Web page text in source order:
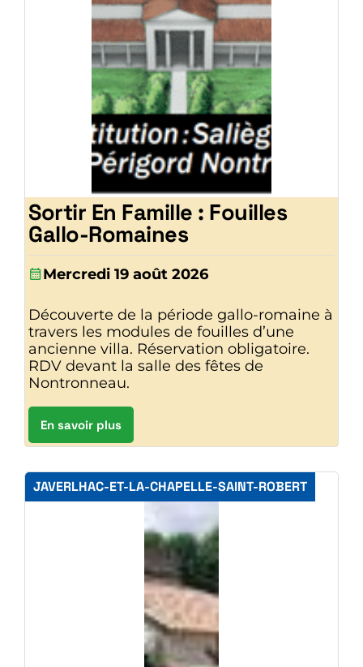
Sortir En Famille : Fouilles
Gallo-Romaines
Mercredi 19 août 2026
Découverte de la période gallo-romaine à
travers les modules de fouilles d’une
ancienne villa. Réservation obligatoire.
RDV devant la salle des fêtes de
Nontronneau.
En savoir plus
JAVERLHAC-ET-LA-CHAPELLE-SAINT-ROBERT